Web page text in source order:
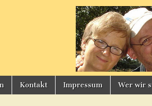
Kontakt Impressum Wer wir